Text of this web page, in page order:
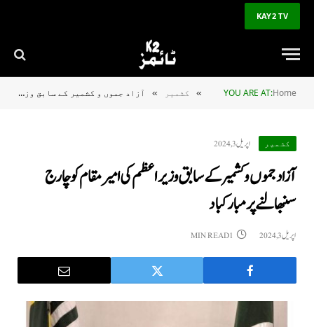
KAY2 TV
YOU ARE AT:Home
» کشمیر » آزاد جموں و کشمیر کے سابق وزیراعظم کی امیر مقام کو چارج سنبھالنے پر مبارکباد
کشمیر اپریل 3, 2024
آزاد جموں و کشمیر کے سابق وزیراعظم کی امیر مقام کو چارج
سنبھالنے پر مبارکباد
اپریل 3, 2024 1 MIN READ